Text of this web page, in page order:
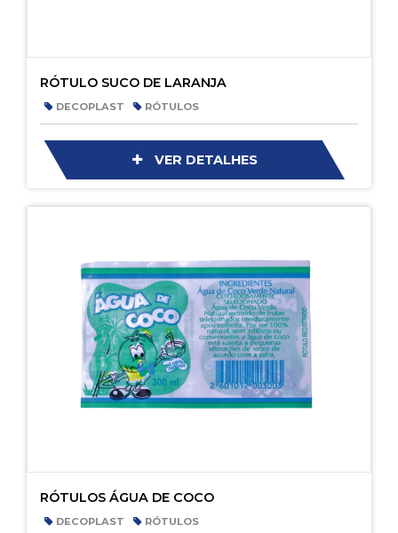
RÓTULO SUCO DE LARANJA
DECOPLAST RÓTULOS
VER DETALHES
RÓTULOS ÁGUA DE COCO
DECOPLAST RÓTULOS